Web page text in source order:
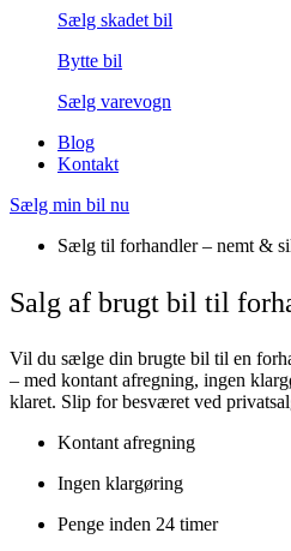
Sælg skadet bil
Bytte bil
Sælg varevogn
Blog
Kontakt
Sælg min bil nu
Sælg til forhandler – nemt &
Salg af brugt bil til
Vil du sælge din brugte bil til en
– med kontant afregning, ingen
klaret. Slip for besværet ved
Kontant afregning
Ingen klargøring
Penge inden 24 timer